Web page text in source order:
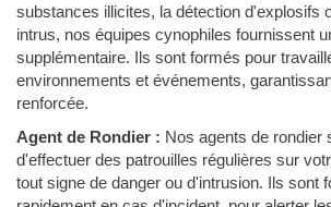
substances illicites, la détection d'explosifs
intrus, nos équipes cynophiles fournissent
supplémentaire. Ils sont formés pour
environnements et événements,
renforcée.
Agent de Rondier : Nos agents de rondier
d'effectuer des patrouilles régulières sur
tout signe de danger ou d'intrusion. Ils sont